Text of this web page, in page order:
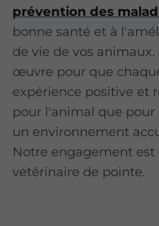
prévention des
bonne santé et à
de vie de vos
œuvre pour que
expérience positive et
pour l'animal que pour
un environnement
Notre engagement
vétérinaire de pointe.